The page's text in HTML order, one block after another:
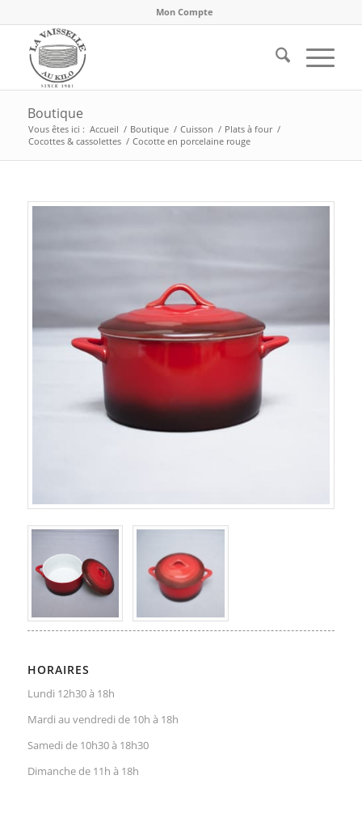
Mon Compte
Boutique
Vous êtes ici : Accueil / Boutique / Cuisson / Plats à four /
Cocottes & cassolettes / Cocotte en porcelaine rouge
HORAIRES
Lundi 12h30 à 18h
Mardi au vendredi de 10h à 18h
Samedi de 10h30 à 18h30
Dimanche de 11h à 18h